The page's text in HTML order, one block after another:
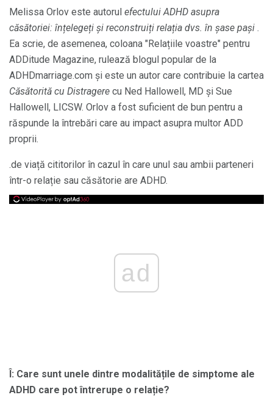
Melissa Orlov este autorul efectului ADHD asupra
căsătoriei: înțelegeți și reconstruiți relația dvs. în șase pași .
Ea scrie, de asemenea, coloana "Relațiile voastre" pentru
ADDitude Magazine, rulează blogul popular de la
ADHDmarriage.com și este un autor care contribuie la cartea
Căsătorită cu Distragere cu Ned Hallowell, MD și Sue
Hallowell, LICSW. Orlov a fost suficient de bun pentru a
răspunde la întrebări care au impact asupra multor ADD
proprii.
.de viață cititorilor în cazul în care unul sau ambii parteneri
într-o relație sau căsătorie are ADHD.
ad
Î: Care sunt unele dintre modalitățile de simptome ale
ADHD care pot întrerupe o relație?